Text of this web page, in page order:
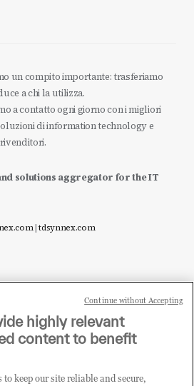
un compito importante: trasferiamo
a chi la utilizza.
a contatto ogni giorno con i migliori
di information technology e
solutions aggregator for the IT
|tdsynnex.com
tecnologia e desideri acquistare
soluzioni trattate sul blog?
E DIVENTA
TD SYNNEX
highly relevant
content to benefit
to keep our site reliable and secure,
Continue without Accepting